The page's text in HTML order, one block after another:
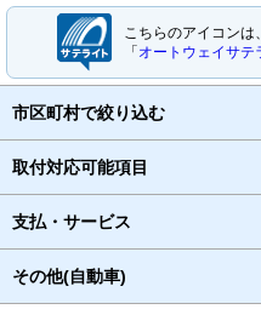
こちらのアイコンは
「 オートウェイサテ
市区町村で絞り込む
取付対応可能項目
支払・サービス
その他(自動車)